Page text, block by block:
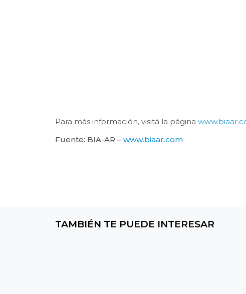
Para más información, visitá la página
Fuente: BIA-AR – www.biaar.com
TAMBIÉN TE PUEDE INTERESAR